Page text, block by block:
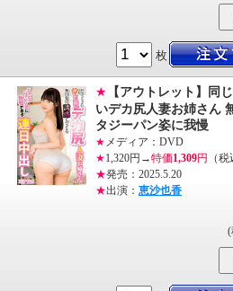
枚
★ 【アウトレット】同
いデカ尻人妻お姉さん
タジーパン姿に我慢
★ メディア：DVD
★1,320円→特価1,309円
（税
★発売：2025.5.20
★出演： 恵沙也香
(